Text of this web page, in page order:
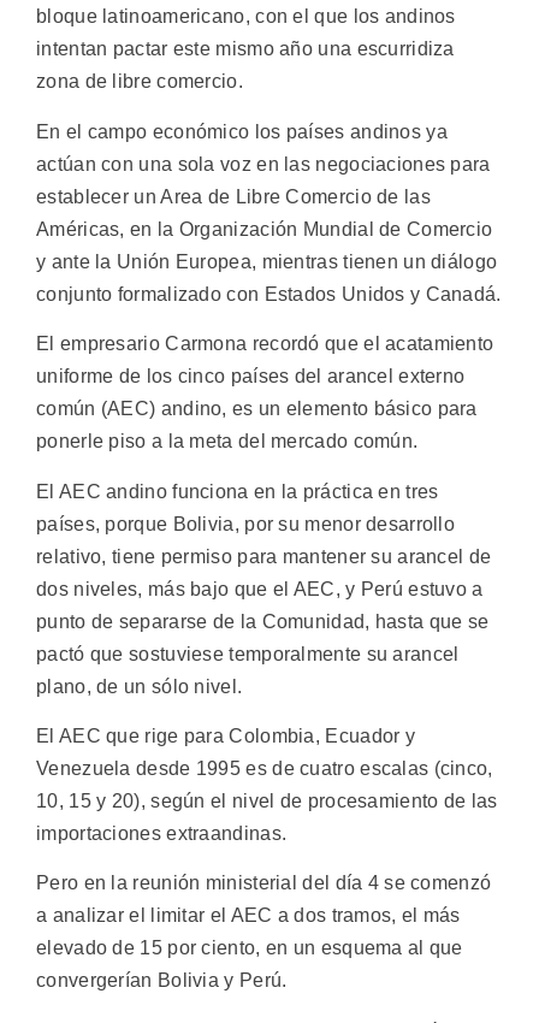
bloque latinoamericano, con el que los andinos
intentan pactar este mismo año una escurridiza
zona de libre comercio.
En el campo económico los países andinos ya
actúan con una sola voz en las negociaciones para
establecer un Area de Libre Comercio de las
Américas, en la Organización Mundial de Comercio
y ante la Unión Europea, mientras tienen un diálogo
conjunto formalizado con Estados Unidos y Canadá.
El empresario Carmona recordó que el acatamiento
uniforme de los cinco países del arancel externo
común (AEC) andino, es un elemento básico para
ponerle piso a la meta del mercado común.
El AEC andino funciona en la práctica en tres
países, porque Bolivia, por su menor desarrollo
relativo, tiene permiso para mantener su arancel de
dos niveles, más bajo que el AEC, y Perú estuvo a
punto de separarse de la Comunidad, hasta que se
pactó que sostuviese temporalmente su arancel
plano, de un sólo nivel.
El AEC que rige para Colombia, Ecuador y
Venezuela desde 1995 es de cuatro escalas (cinco,
10, 15 y 20), según el nivel de procesamiento de las
importaciones extraandinas.
Pero en la reunión ministerial del día 4 se comenzó
a analizar el limitar el AEC a dos tramos, el más
elevado de 15 por ciento, en un esquema al que
convergerían Bolivia y Perú.